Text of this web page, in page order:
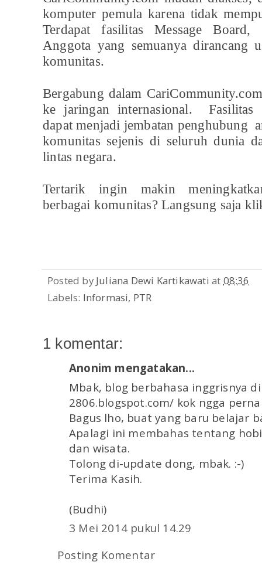
komputer pemula karena tidak
Terdapat fasilitas Message
Anggota yang semuanya dirancang
komunitas.
Bergabung dalam
ke jaringan internasional. Fasilitas
dapat menjadi jembatan penghubung
komunitas sejenis di seluruh dunia
lintas negara.
Tertarik ingin makin
berbagai komunitas? Langsung saja
Posted by Juliana Dewi Kartikawati at 08:36
Labels: Informasi, PTR
1 komentar:
Anonim mengatakan...
Mbak, blog berbahasa inggrisnya
2806.blogspot.com/ kok ngga
Bagus lho, buat yang baru belajar
Apalagi ini membahas tentang
dan wisata.
Tolong di-update dong, mbak. :-)
Terima Kasih.
(Budhi)
3 Mei 2014 pukul 14.29
Posting Komentar